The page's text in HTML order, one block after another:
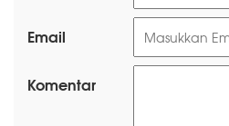
Email
Komentar